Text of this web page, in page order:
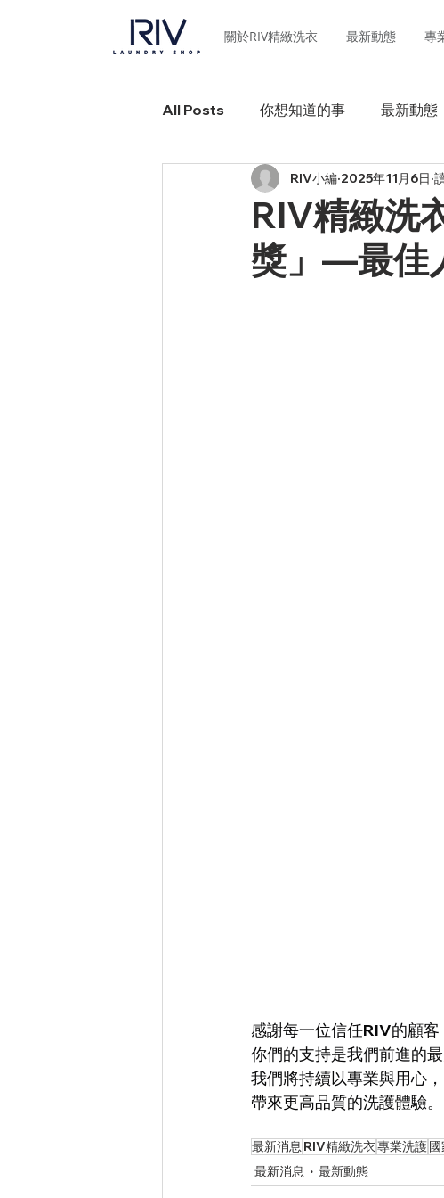
關於RIV精緻洗衣 最新動態 專
All Posts 你想知道的事 最新動態
RIV精緻洗
獎」—最佳
RIV小編 2025年11月6日
感謝每一位信任RIV的顧客
你們的支持是我們前進的最
我們將持續以專業與用心，
帶來更高品質的洗護體驗。
最新消息 RIV精緻洗衣專業洗護
最新消息
最新動態